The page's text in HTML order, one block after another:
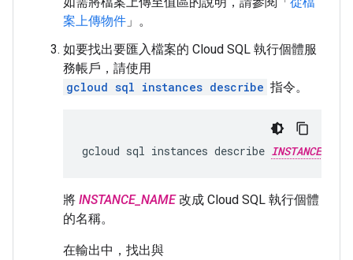
案上傳物件 」。
如要找出要匯入檔案的 Cloud SQL 執行個體服
務帳戶，請使用
gcloud sql instances describe 指令。
gcloud sql instances describe INSTANCE_NAME
將 INSTANCE_NAME改成 Cloud SQL 執行個體
的名稱。
在輸出中，找出與